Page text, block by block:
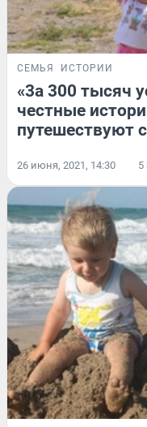
СЕМЬЯ ИСТОРИИ
«3а 300 тысяч
честные
путешествуют
26 июня, 2021, 14:30 5